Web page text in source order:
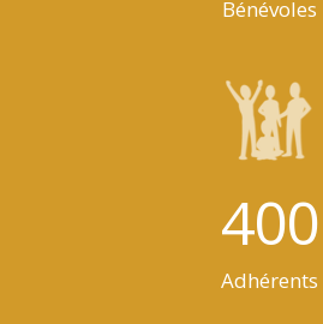
Bénévoles
400
Adhérents